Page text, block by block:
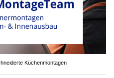
Küchenmontagen